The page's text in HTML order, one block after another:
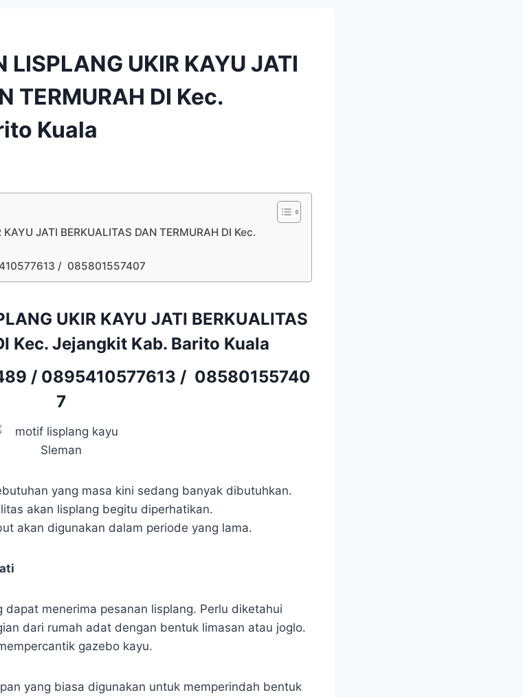
LISPLANG UKIR KAYU JATI
TERMURAH DI Kec.
Kuala
JATI BERKUALITAS DAN TERMURAH DI Kec.
/ 085801557407
UKIR KAYU JATI BERKUALITAS
Kec. Jejangkit Kab. Barito Kuala
/ 0895410577613 / 08580155740
7
yang masa kini sedang banyak dibutuhkan.
akan lisplang begitu diperhatikan.
akan digunakan dalam periode yang lama.
menerima pesanan lisplang. Perlu diketahui
dari rumah adat dengan bentuk limasan atau joglo.
gazebo kayu.
yang biasa digunakan untuk memperindah bentuk